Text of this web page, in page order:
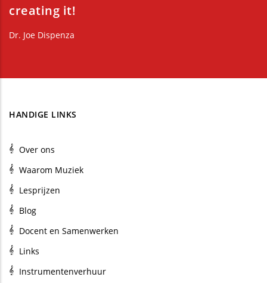
creating it!
Dr. Joe Dispenza
HANDIGE LINKS
Over ons
Waarom Muziek
Lesprijzen
Blog
Docent en Samenwerken
Links
Instrumentenverhuur